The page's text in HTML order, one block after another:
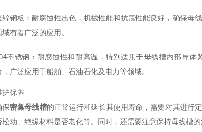
锌钢板 ：耐腐蚀性出色，机械性能和抗震性能良好，确保母
域有着广泛的应用。
不锈钢 ：耐腐蚀性和耐高温，特别适用于母线槽内部导
，广泛应用于船舶、石油石化及电力等领域。
护保养
保密集母线槽的正常运行和延长其使用寿命，需要对其进行
松动、绝缘材料是否老化等。同时，还需要注意保持母线槽